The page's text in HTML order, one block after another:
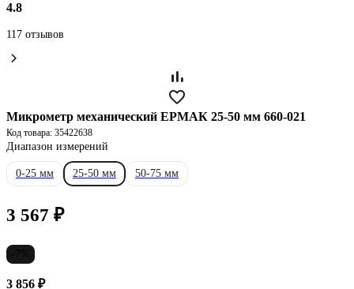
4.8
117 отзывов
Микрометр механический ЕРМАК 25-50 мм 660-021
Код товара: 35422638
Диапазон измерений
0-25 мм 25-50 мм 50-75 мм
3 567 ₽
3 856 ₽